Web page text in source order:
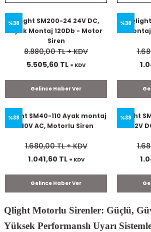
%38Qlight SM200-24 24V DC,
Ayak Montaj 120Db - Motor
Siren
8.880,00 TL+ KDV
5.505,60 TL + KDV
Gelince Haber Ver
%38
%38
Qlight SM40-110 Ayak montaj
110V AC, Motorlu Siren
1.680,00 TL+ KDV
1.041,60 TL + KDV
Gelince Haber Ver
%38
Qlight
12V
Qlight Motorlu Sirenler: Güçlü,
Yüksek Performanslı Uyarı